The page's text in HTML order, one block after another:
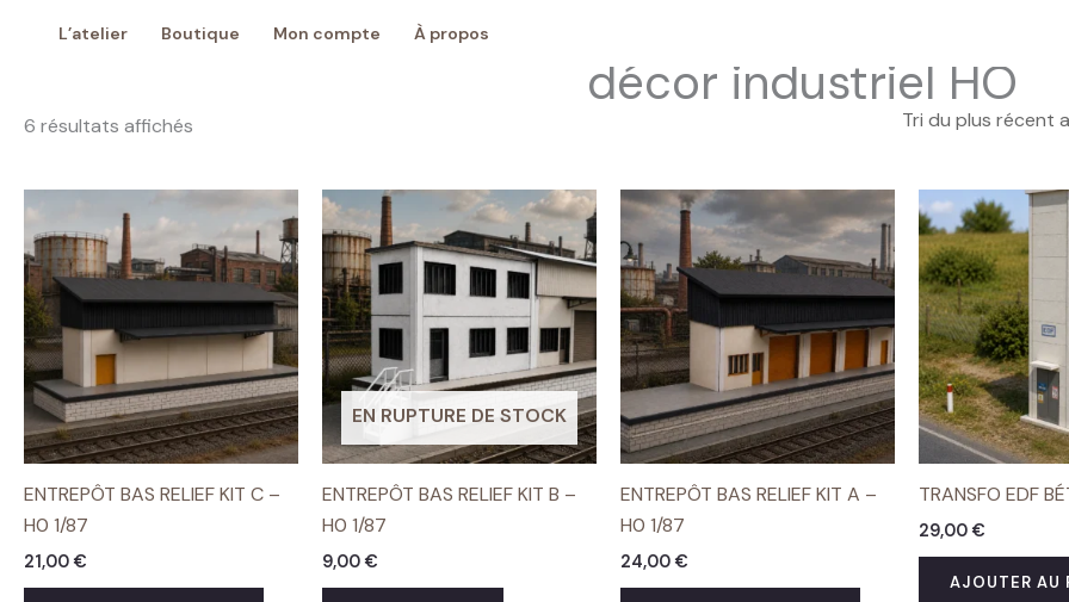
L’atelier Boutique Mon compte À propos
décor industriel HO
6 résultats affichés
ancien
ENTREPÔT BAS RELIEF KIT C –
H0 1/87
21,00 €
EN RUPTURE DE STOCK
ENTREPÔT BAS RELIEF KIT B –
H0 1/87
9,00€
ENTREPÔT BAS RELIEF KIT A –
H0 1/87
24,00€
TRANSFO EDF
29,00€
AJOUTER AU